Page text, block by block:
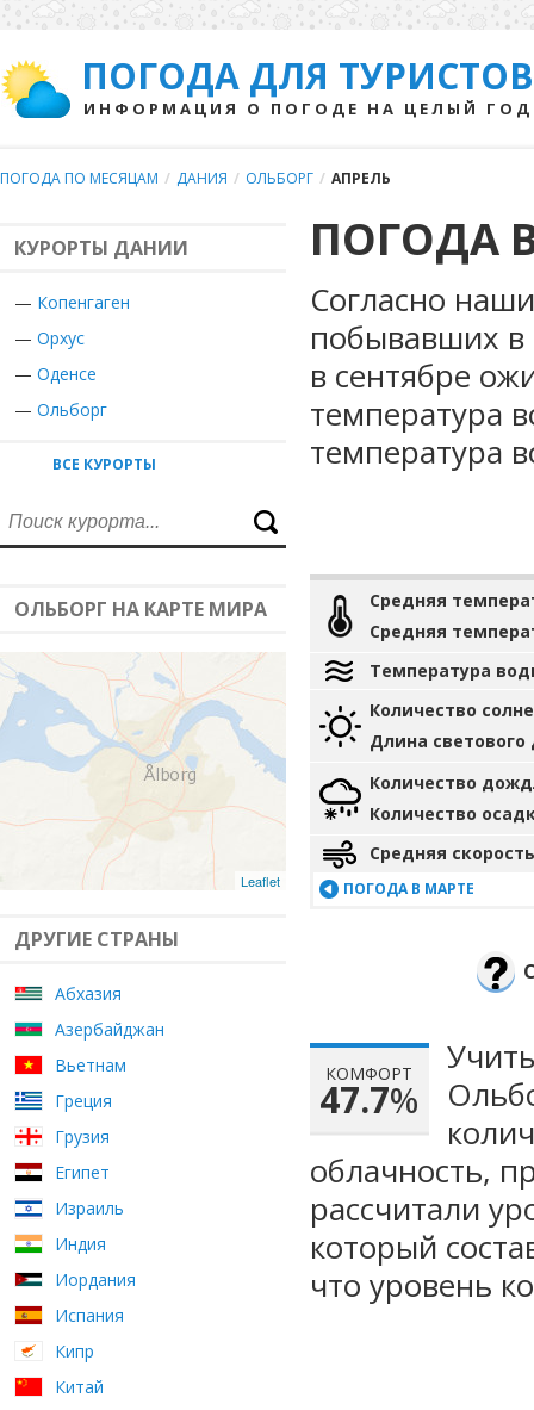
ПОГОДА ДЛЯ ТУРИСТОВ
ИНФОРМАЦИЯ О ПОГОДЕ НА ЦЕЛЫЙ ГОД
ПОГОДА ПО МЕСЯЦАМ / ДАНИЯ / ОЛЬБОРГ / АПРЕЛЬ
КУРОРТЫ ДАНИИ
— Копенгаген
— Орхус
— Оденсе
— Ольборг
ВСЕ КУРОРТЫ
ОЛЬБОРГ НА КАРТЕ МИРА
Leaflet
ДРУГИЕ СТРАНЫ
Абхазия
Азербайджан
Вьетнам
Греция
Грузия
Египет
Израиль
Индия
Иордания
Испания
Кипр
Китай
ПОГОДА
Согласно
побывавших в
в сентябре
температура
температура
Средняя
Средняя
Температура
Количество
Длина светового
Количество
Количество
Средняя
ПОГОДА В МАРТЕ
КОМФОРТ
47.7%
облачность,
рассчитали
который
что уровень